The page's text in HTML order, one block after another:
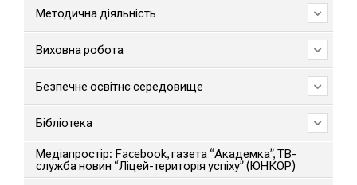
Методична діяльність
Виховна робота
Безпечне освітнє середовище
Бібліотека
Медіапростір: Facebook, газета “Академка”, ТВ-
служба новин “Ліцей-територія успіху” (ЮНКОР)